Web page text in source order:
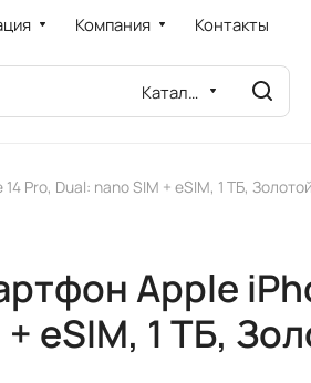
Компания Контакты
Каталог
Pro, Dual: nano SIM + eSIM, 1 ТБ, Золотой
Apple
+ eSIM, 1 ТБ,